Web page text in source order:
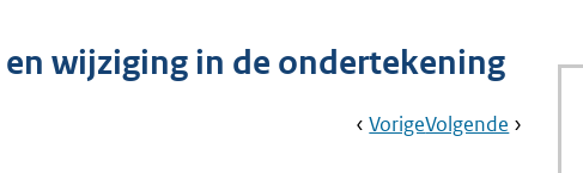
wijziging in de ondertekening
Book
Ga
VorigePagina:
Ga
Volgende Pagina: